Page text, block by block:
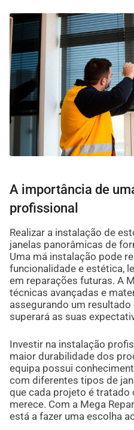
A importância de
profissional
Realizar a instalação de
janelas panorâmicas de
Uma má instalação pode
funcionalidade e estética,
em reparações futuras. A
técnicas avançadas e
assegurando um resultado
superará as suas
Investir na instalação
maior durabilidade dos
equipa possui
com diferentes tipos de
que cada projeto é tratado
merece. Com a Mega
está a fazer uma escolha